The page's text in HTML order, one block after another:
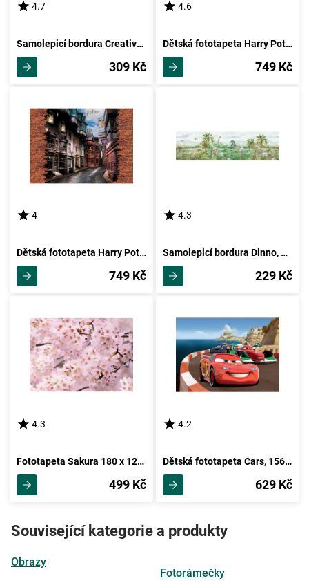
4.7
Samolepicí bordura Creative, 500 x 14 cm
309 Kč
4.6
Dětská fototapeta Harry Potter Marauders Map 252 x 182 cm, 4 díly
749 Kč
4
Dětská fototapeta Harry Potter Diagon Alley 252 x 182 cm, 4 díly
749 Kč
4.3
Samolepicí bordura Dinno, 500 x 9,7 cm
229 Kč
4.3
Fototapeta Sakura 180 x 127 cm, 1 díl
499 Kč
4.2
Dětská fototapeta Cars, 156 x 112 cm
629 Kč
Související kategorie a produkty
Obrazy
Fotorámečky